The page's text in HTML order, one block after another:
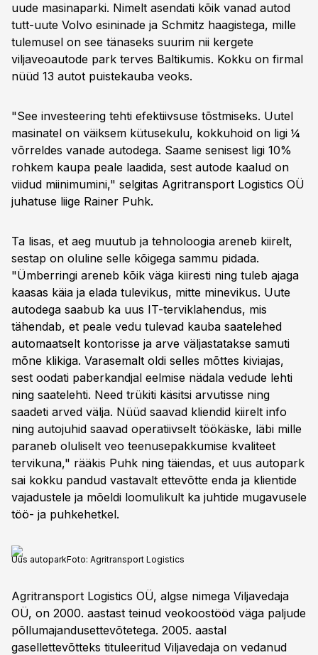
uude masinaparki. Nimelt asendati kõik vanad autod
tutt-uute Volvo esininade ja Schmitz haagistega, mille
tulemusel on see tänaseks suurim nii kergete
viljaveoautode park terves Baltikumis. Kokku on firmal
nüüd 13 autot puistekauba veoks.
"See investeering tehti efektiivsuse tõstmiseks. Uutel
masinatel on väiksem kütusekulu, kokkuhoid on ligi ¼
võrreldes vanade autodega. Saame senisest ligi 10%
rohkem kaupa peale laadida, sest autode kaalud on
viidud miinimumini," selgitas Agritransport Logistics OÜ
juhatuse liige Rainer Puhk.
Ta lisas, et aeg muutub ja tehnoloogia areneb kiirelt,
sestap on oluline selle kõigega sammu pidada.
"Ümberringi areneb kõik väga kiiresti ning tuleb ajaga
kaasas käia ja elada tulevikus, mitte minevikus. Uute
autodega saabub ka uus IT-terviklahendus, mis
tähendab, et peale vedu tulevad kauba saatelehed
automaatselt kontorisse ja arve väljastatakse samuti
mõne klikiga. Varasemalt oldi selles mõttes kiviajas,
sest oodati paberkandjal eelmise nädala vedude lehti
ning saatelehti. Need trükiti käsitsi arvutisse ning
saadeti arved välja. Nüüd saavad kliendid kiirelt info
ning autojuhid saavad operatiivselt töökäske, läbi mille
paraneb oluliselt veo teenusepakkumise kvaliteet
tervikuna," rääkis Puhk ning täiendas, et uus autopark
sai kokku pandud vastavalt ettevõtte enda ja klientide
vajadustele ja mõeldi loomulikult ka juhtide mugavusele
töö- ja puhkehetkel.
Uus autoparkFoto: Agritransport Logistics
Agritransport Logistics OÜ, algse nimega Viljavedaja
OÜ, on 2000. aastast teinud veokoostööd väga paljude
põllumajandusettevõtetega. 2005. aastal
gasellettevõtteks tituleeritud Viljavedaja on vedanud